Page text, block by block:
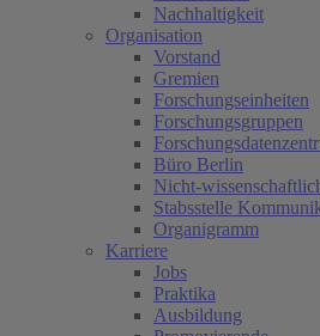
Nachhaltigkeit
Organisation
Vorstand
Gremien
Forschungseinheiten
Forschungsgruppen
Büro Berlin
Nicht-
Stabsstelle
Organigramm
Karriere
Jobs
Praktika
Ausbildung